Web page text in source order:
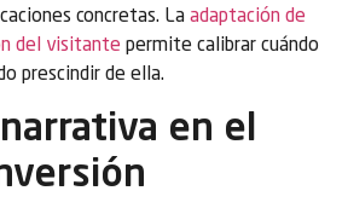
concretas. La adaptación de
del visitante permite calibrar cuándo
prescindir de ella.
en el